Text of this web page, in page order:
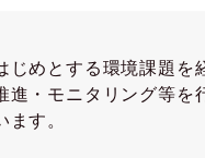
めとする環境課題を
・モニタリング等を
す。